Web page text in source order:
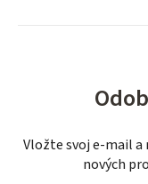
Vložte svoj e-mail a
nových